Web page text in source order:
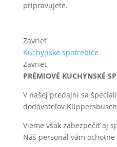
pripravujete.
Zavrieť
Kuchynské spotrebiče
Zavrieť
PRÉMIOVÉ KUCHYNSKÉ
V našej predajni sa
dodávateľov
Vieme však zabezpečiť aj
Náš personál vám